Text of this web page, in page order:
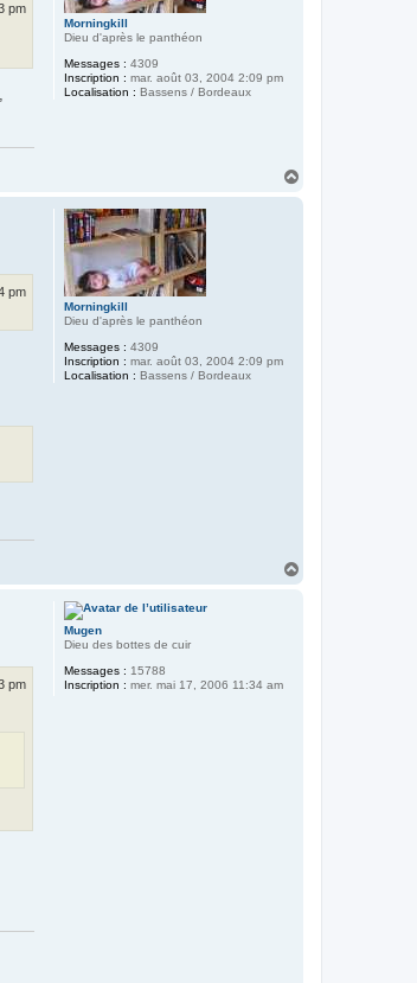
Morningkill
Dieu d'après le panthéon
Messages : 4309
Inscription : mar. août 03, 2004 2:09 pm
Localisation : Bassens / Bordeaux
pm
Morningkill
Dieu d'après le panthéon
Messages : 4309
Inscription : mar. août 03, 2004 2:09 pm
Localisation : Bassens / Bordeaux
pm
Mugen
Dieu des bottes de cuir
Messages : 15788
Inscription : mer. mai 17, 2006 11:34 am
pm